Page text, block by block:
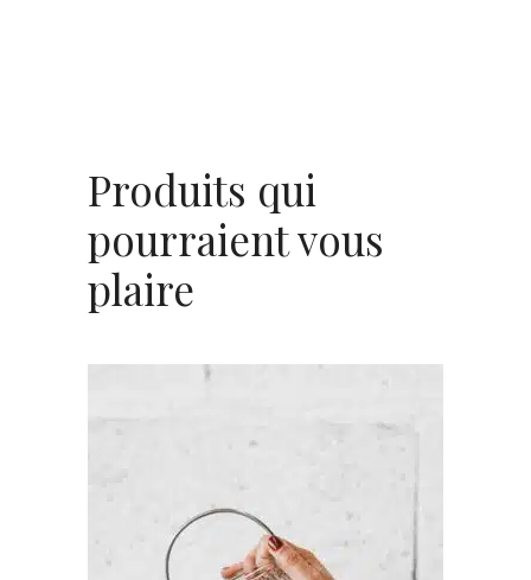
Produits qui
pourraient vous
plaire
AJOUTER AU PANIER